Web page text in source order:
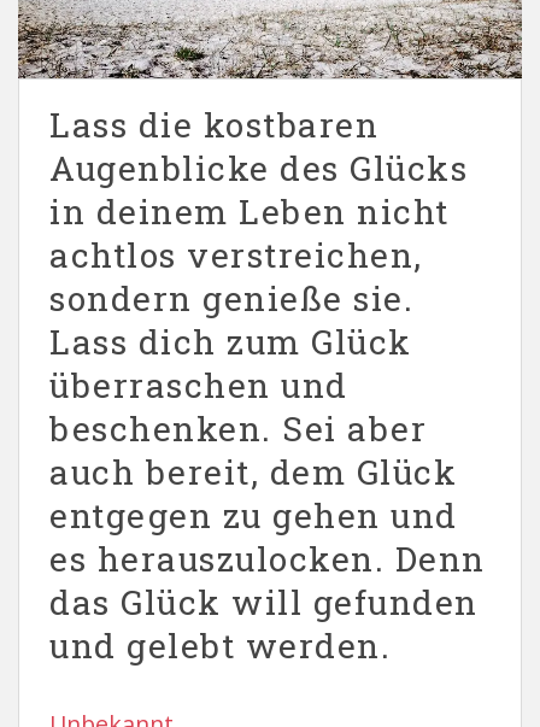
Lass die kostbaren
Augenblicke des Glücks
in deinem Leben nicht
achtlos verstreichen,
sondern genieße sie.
Lass dich zum Glück
überraschen und
beschenken. Sei aber
auch bereit, dem Glück
entgegen zu gehen und
es herauszulocken. Denn
das Glück will gefunden
und gelebt werden.